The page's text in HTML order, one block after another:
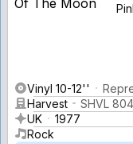
Vinyl 10-12''
Harvest
SHVL 804
UK
1977
Rock